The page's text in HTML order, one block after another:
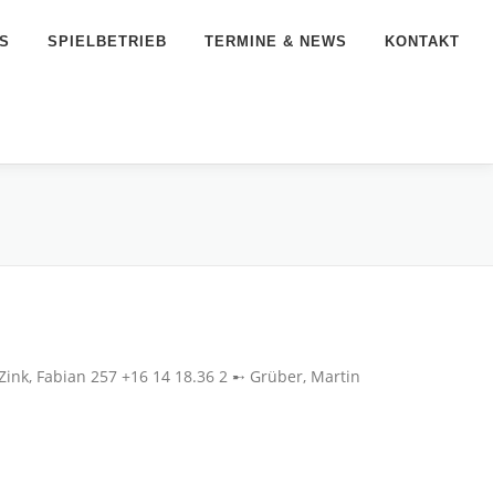
SPIELBETRIEB TERMINE & NEWS KONTAKT
Fabian 257 +16 14 18.36 2 ➸ Grüber, Martin